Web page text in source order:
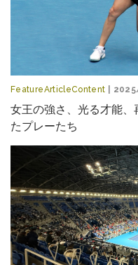
FeatureArticleContent |
女王の強さ、光る才能
たプレーたち